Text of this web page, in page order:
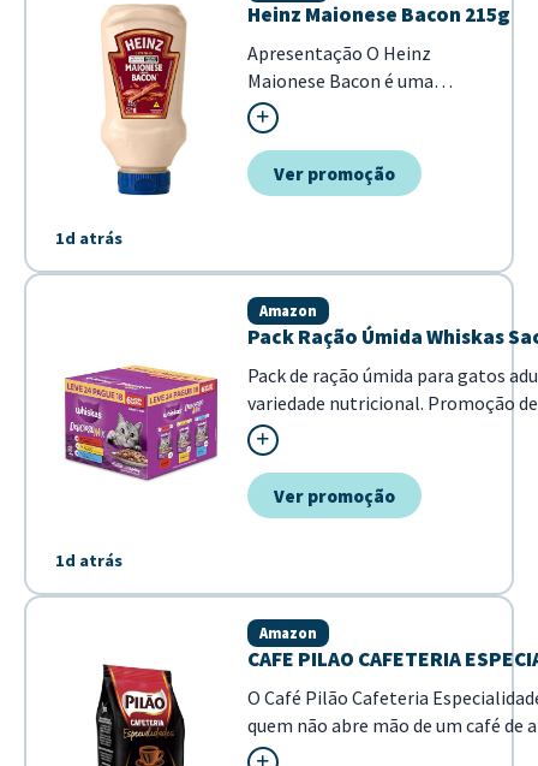
1d atrás
Heinz Maionese Bacon 215g
Apresentação O Heinz
Maionese Bacon é uma
maionese especializada que
combina sabor de bacon com
cremosidade tradicional. Ideal
para elevar pratos salgados,
toque gourmet e versátil.
Benefícios - Sabor intenso de
bacon incorp...
Ver promoção
1d atrás
Pack Ração Úmida Whiskas
Amazon
Pack de ração úmida para gatos
variedade nutricional. Promoção
o seu pet.
Ver promoção
CAFE PILAO CAFETERIA
Amazon
O Café Pilão Cafeteria
quem não abre mão de um café
Com uma torra equilibrada, este